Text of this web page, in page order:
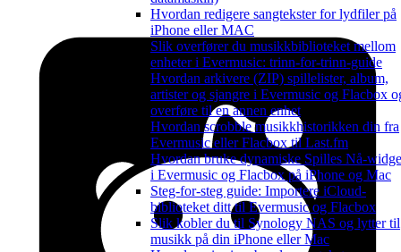
Hvordan redigere sangtekster for lydfiler på
iPhone eller MAC
Slik overfører du musikkbiblioteket mellom
enheter i Evermusic: trinn-for-trinn-guide
Hvordan arkivere (ZIP) spillelister, album,
artister og sjangre i Evermusic og Flacbox
overføre til en annen enhet
Hvordan scrobble musikkhistorikken din fra
Evermusic eller Flacbox til Last.fm
Hvordan bruke dynamiske Spilles Nå-
i Evermusic og Flacbox på iPhone og Mac
Steg-for-steg guide: Importere iCloud-
biblioteket ditt til Evermusic og Flacbox
Slik kobler du til Synology NAS og lytter til
musikk på din iPhone eller Mac